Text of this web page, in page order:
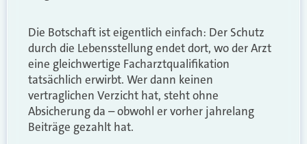
Die Botschaft ist eigentlich einfach: Der Schutz
durch die Lebensstellung endet dort, wo der Arzt
eine gleichwertige Facharztqualifikation
tatsächlich erwirbt. Wer dann keinen
vertraglichen Verzicht hat, steht ohne
Absicherung da – obwohl er vorher jahrelang
Beiträge gezahlt hat.